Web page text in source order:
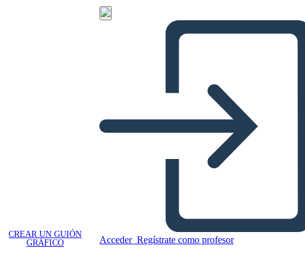
CREAR UN GUIÓN
GRÁFICO
Acceder Regístrate como profesor